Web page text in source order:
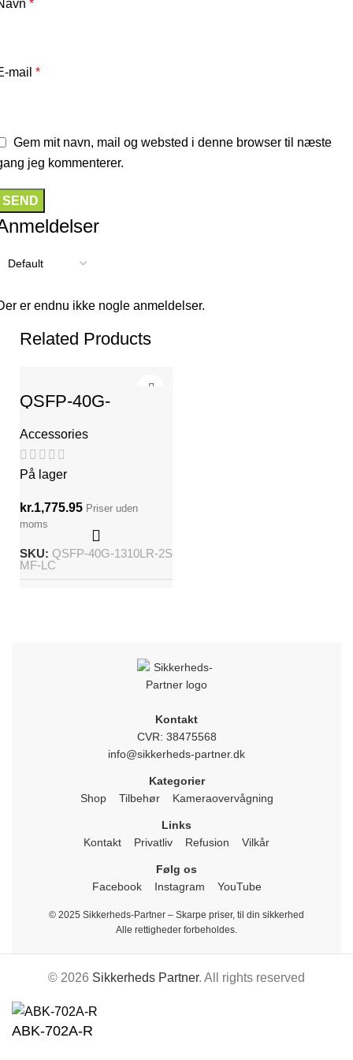
er endnu ikke nogle anmeldelser.
*
mail *
Gem mit navn, mail og websted i denne browser til næste
jeg kommenterer.
Related Products
QSFP-40G-
1310LR-2SMF-LC
Accessories
På lager
kr.1,775.95 Priser uden
moms
SKU: QSFP-40G-1310LR-2S
MF-LC
Kontakt
CVR: 38475568
info@sikkerheds-partner.dk
Kategorier
Shop
Tilbehør Kameraovervågning
Links
Kontakt
Privatliv Refusion Vilkår
Følg os
Facebook
Instagram YouTube
© 2025 Sikkerheds-Partner – Skarpe priser, til din sikkerhed
Alle rettigheder forbeholdes.
© 2026 Sikkerheds Partner. All rights reserved
ABK-702A-R